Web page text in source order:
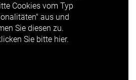
Cookies vom Typ
aus und
Sie diesen zu.
Sie bitte hier.